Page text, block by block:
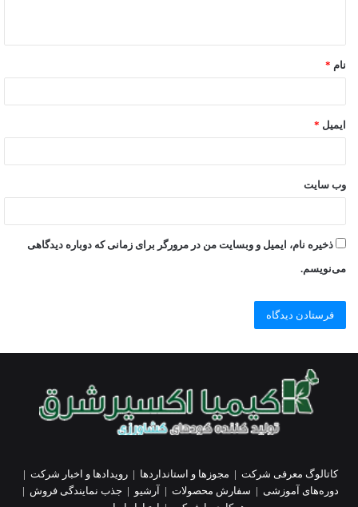
نام *
ایمیل *
وب‌ سایت
ذخیره نام، ایمیل و وبسایت من در مرورگر برای زمانی که دوباره دیدگاهی
می‌نویسم.
کاتالوگ معرفی شرکت | مجوزها و استانداردها |رویدادها و اخبار شرکت |
دوره‌های آموزشی | سفارش محصولات | آرشیو | جذب نمایندگی فروش |